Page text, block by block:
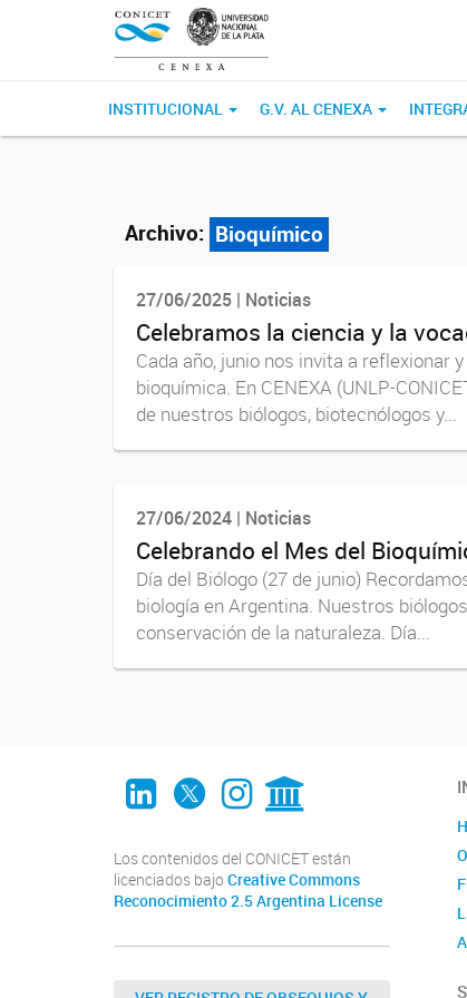
INSTITUCIONAL G.V. AL CENEXA
Archivo: Bioquímico
27/06/2025 | Noticias
Celebramos la ciencia y la
Cada año, junio nos invita a
bioquímica. En CENEXA (UNLP-
de nuestros biólogos, biotecnólogos y...
27/06/2024 | Noticias
Celebrando el Mes del
Día del Biólogo (27 de junio)
biología en Argentina. Nuestros
conservación de la naturaleza. Día...
LinkedIn
Twitter
Instagram
CONICET Digital
Los contenidos del CONICET están
licenciados bajo Creative Commons
Reconocimiento 2.5 Argentina License